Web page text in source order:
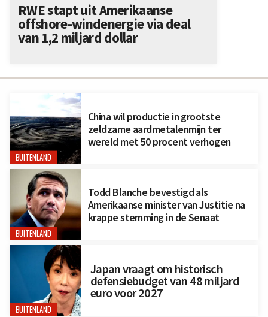
BUITENLAND
China wil productie in grootste
zeldzame aardmetalenmijn ter
wereld met 50 procent verhogen
BUITENLAND
Todd Blanche bevestigd als
Amerikaanse minister van Justitie na
krappe stemming in de Senaat
BUITENLAND
Japan vraagt om historisch
defensiebudget van 48 miljard
euro voor 2027
RWE stapt uit Amerikaanse
offshore-windenergie via deal
van 1,2 miljard dollar